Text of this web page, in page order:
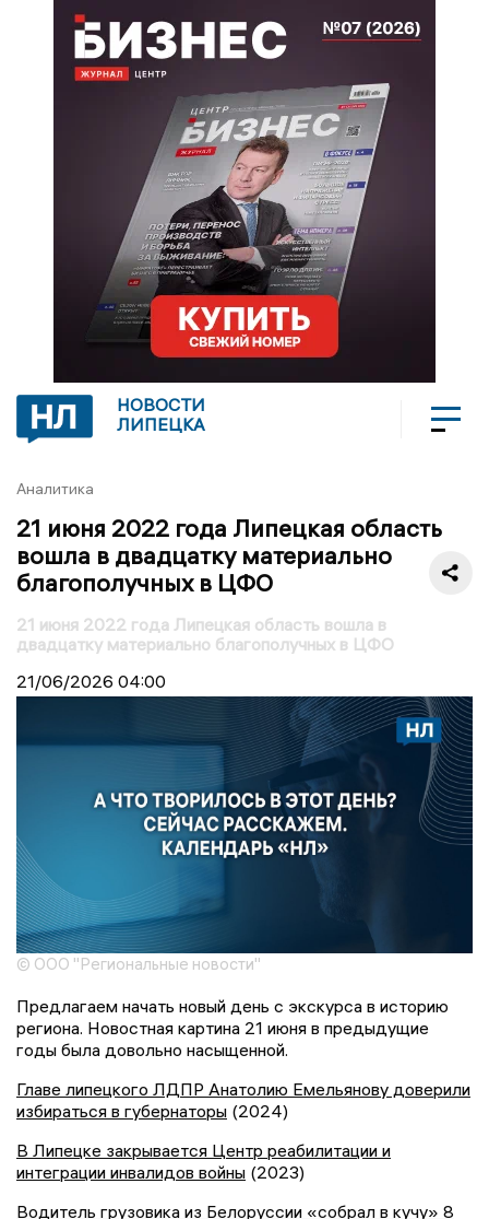
НОВОСТИ
ЛИПЕЦКА
Аналитика
21 июня 2022 года Липецкая область
вошла в двадцатку материально
благополучных в ЦФО
21 июня 2022 года Липецкая область вошла в
двадцатку материально благополучных в ЦФО
21/06/2026 04:00
© ООО "Региональные новости"
Предлагаем начать новый день с экскурса в историю
региона. Новостная картина 21 июня в предыдущие
годы была довольно насыщенной.
Главе липецкого ЛДПР Анатолию Емельянову доверили
избираться в губернаторы (2024)
В Липецке закрывается Центр реабилитации и
интеграции инвалидов войны (2023)
Водитель грузовика из Белоруссии «собрал в кучу» 8